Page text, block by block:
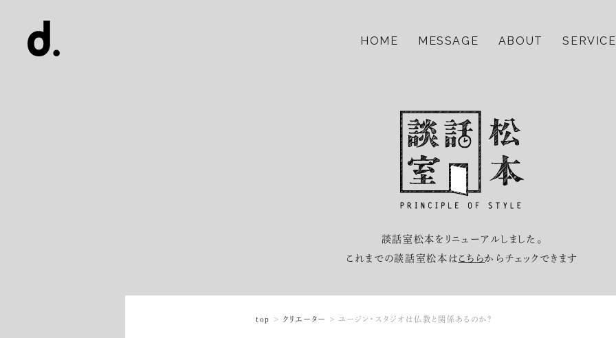
HOME MESSAGE ABOUT SERVICE
談話室松本をリニューアルしました。
これまでの談話室松本は こちらからチェックできます
top クリエーター ユージン・スタジオは仏教と関係あるのか？